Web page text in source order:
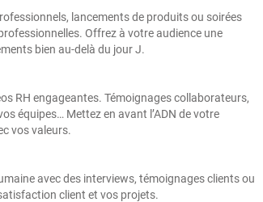
lancements de produits ou soirées
Offrez à votre audience une
bien au-delà du jour J.
RH engageantes. Témoignages collaborateurs,
équipes… Mettez en avant l’ADN de votre
vos valeurs.
avec des interviews, témoignages clients ou
client et vos projets.